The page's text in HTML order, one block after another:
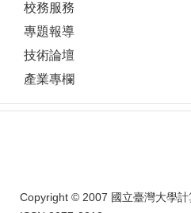
校務服務
專題報導
技術論壇
產業專欄
Copyright © 2007 國立臺灣大學計